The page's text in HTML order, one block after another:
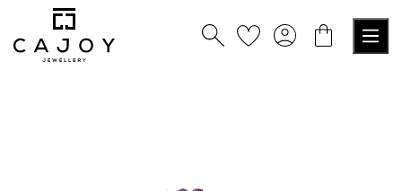
springen